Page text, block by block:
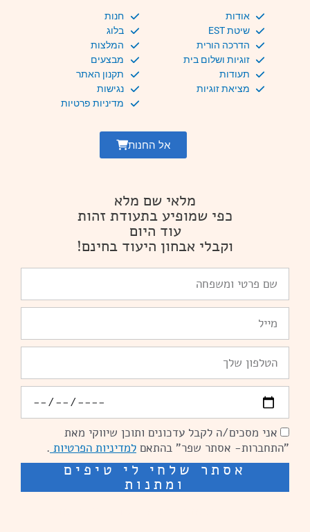
אודות
שיטת EST
הדרכה הורית
זוגיות ושלום בית
תעודות
מציאת זוגיות
חנות
בלוג
המלצות
מבצעים
תקנון האתר
נגישות
מדיניות פרטיות
אל החנות
מלאי שם מלא
כפי שמופיע בתעודת זהות
עוד היום
וקבלי אבחון היעוד בחינם!
פרטי
ומשפחה
הסכמהאני מסכים/ה לקבל עדכונים ותוכן שיווקי מאת
"התחברות- אסתר שפר" בהתאם למדיניות הפרטיות .
אסתר שלחי לי טיפים
ומתנות